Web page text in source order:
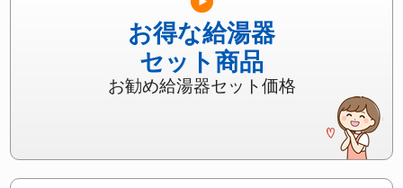
お得な給湯器
セット商品
お勧め給湯器セット価格